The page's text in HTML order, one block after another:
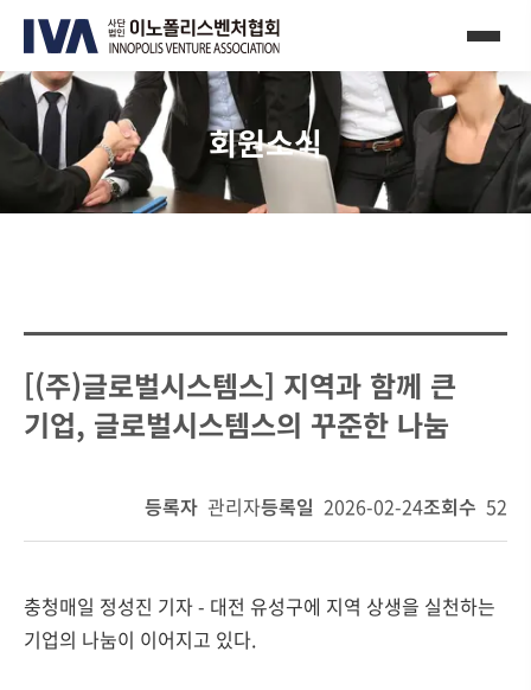
회원소식
[(주)글로벌시스템스] 지역과 함께 큰
기업, 글로벌시스템스의 꾸준한 나눔
등록자 관리자등록일 2026-02-24조회수 52
충청매일 정성진 기자 - 대전 유성구에 지역 상생을 실천하는
기업의 나눔이 이어지고 있다.